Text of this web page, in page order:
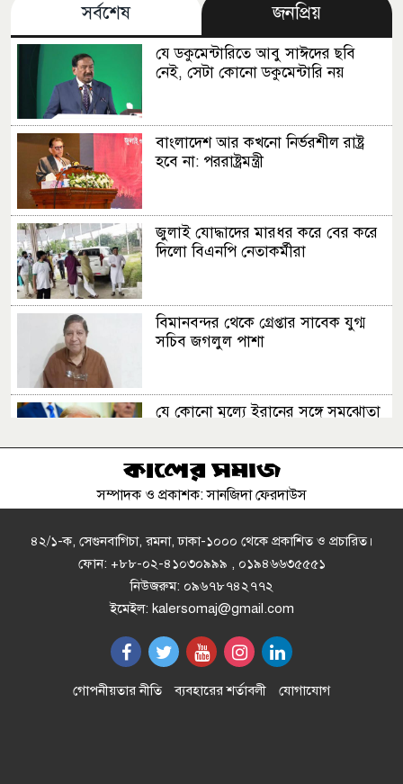
সর্বশেষ জনপ্রিয়
যে ডকুমেন্টারিতে আবু সাঈদের ছবি
নেই, সেটা কোনো ডকুমেন্টারি নয়
বাংলাদেশ আর কখনো নির্ভরশীল রাষ্ট্র
হবে না: পররাষ্ট্রমন্ত্রী
জুলাই যোদ্ধাদের মারধর করে বের করে
দিলো বিএনপি নেতাকর্মীরা
বিমানবন্দর থেকে গ্রেপ্তার সাবেক যুগ্ম
সচিব জগলুল পাশা
যে কোনো মূল্যে ইরানের সঙ্গে সমঝোতা
ফ্যাসিবাদবিরোধী আন্দোলনে
বিশ্বাসযোগ্য
বরিশাল বিশ্ববিদ্যালয়ে ছাত্রদল-শিবির
সংঘর্ষ, আহত ১০
বিশ্বকাপে ইতিহাস গড়া কেপ ভার্দে
কোচের বিদায়
সম্পাদক ও প্রকাশক: সানজিদা ফেরদাউস
৪২/১-ক, সেগুনবাগিচা, রমনা, ঢাকা-১০০০ থেকে প্রকাশিত ও প্রচারিত।
ফোন: +৮৮-০২-৪১০৩০৯৯৯ , ০১৯৪৬৬৩৫৫৫১
নিউজরুম: ০৯৬৭৮৭৪২৭৭২
ইমেইল: kalersomaj@gmail.com
গোপনীয়তার নীতি ব্যবহারের শর্তাবলী যোগাযোগ